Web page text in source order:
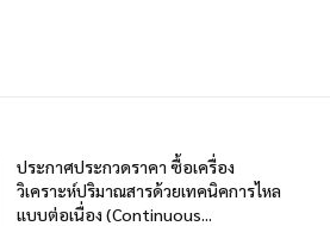
ประกาศประกวดราคา ซื้อเครื่อง
วิเคราะห์ปริมาณสารด้วยเทคนิคการไหล
แบบต่อเนื่อง (Continuous...